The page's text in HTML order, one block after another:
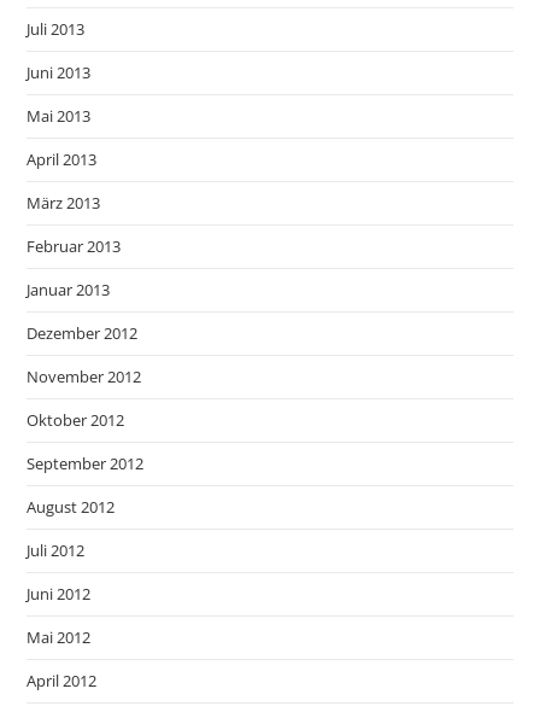
Juli 2013
Juni 2013
Mai 2013
April 2013
März 2013
Februar 2013
Januar 2013
Dezember 2012
November 2012
Oktober 2012
September 2012
August 2012
Juli 2012
Juni 2012
Mai 2012
April 2012